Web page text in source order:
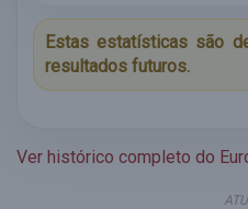
Estas estatísticas são
resultados futuros.
Ver histórico completo do